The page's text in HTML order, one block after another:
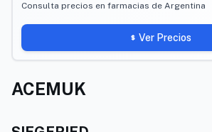
Consulta precios en farmacias de Argentina
Ver Precios
ACEMUK